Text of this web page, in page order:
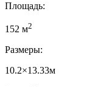
Площадь:
152 м2
Размеры:
10.2×13.33м